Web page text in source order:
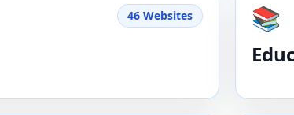
46 Websites 📚